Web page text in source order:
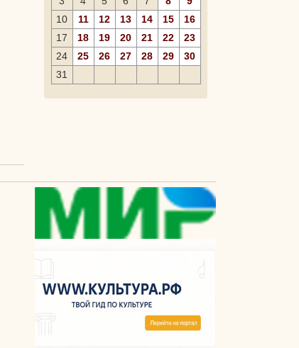
10
11 12 13 14 15
16
17
18 19 20 21 22
23
24
25 26 27 28 29
30
31